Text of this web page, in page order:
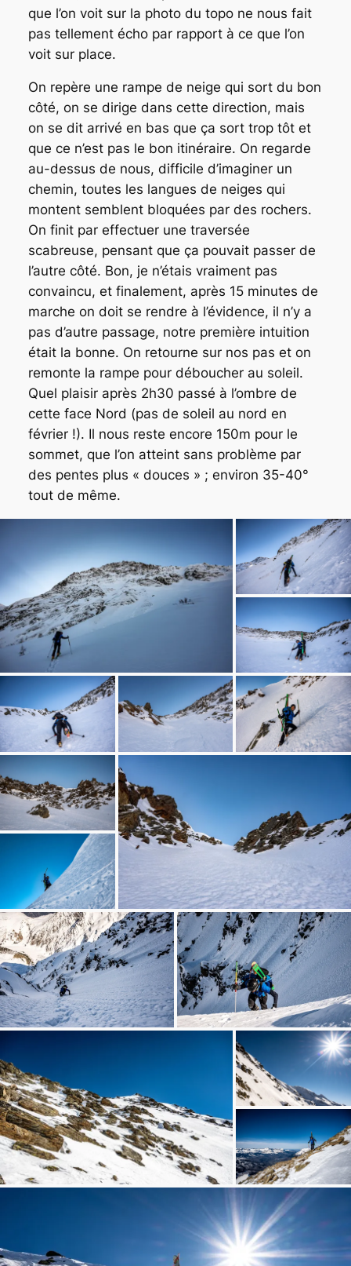
que l’on voit sur la photo du topo ne nous fait
pas tellement écho par rapport à ce que l’on
voit sur place.
On repère une rampe de neige qui sort du bon
côté, on se dirige dans cette direction, mais
on se dit arrivé en bas que ça sort trop tôt et
que ce n’est pas le bon itinéraire. On regarde
au-dessus de nous, difficile d’imaginer un
chemin, toutes les langues de neiges qui
montent semblent bloquées par des rochers.
On finit par effectuer une traversée
scabreuse, pensant que ça pouvait passer de
l’autre côté. Bon, je n’étais vraiment pas
convaincu, et finalement, après 15 minutes de
marche on doit se rendre à l’évidence, il n’y a
pas d’autre passage, notre première intuition
était la bonne. On retourne sur nos pas et on
remonte la rampe pour déboucher au soleil.
Quel plaisir après 2h30 passé à l’ombre de
cette face Nord (pas de soleil au nord en
février !). Il nous reste encore 150m pour le
sommet, que l’on atteint sans problème par
des pentes plus « douces » ; environ 35-40°
tout de même.